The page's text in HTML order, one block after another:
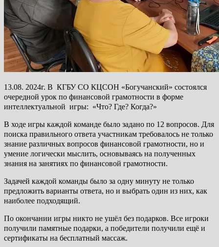
13.08. 2024г. В КГБУ СО КЦСОН «Богучанский» состоялся
очередной урок по финансовой грамотности в форме
интеллектуальной игры: «Что? Где? Когда?»
В ходе игры каждой команде было задано по 12 вопросов. Для
поиска правильного ответа участникам требовалось не только
знание различных вопросов финансовой грамотности, но и
умение логически мыслить, основываясь на полученных
знания на занятиях по финансовой грамотности.
Задачей каждой команды было за одну минуту не только
предложить варианты ответа, но и выбрать один из них, как
наиболее подходящий.
По окончании игры никто не ушёл без подарков. Все игроки
получили памятные подарки, а победители получили ещё и
сертификаты на бесплатный массаж.